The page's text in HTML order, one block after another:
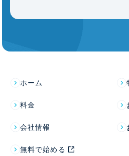
ホーム
料金
会社情報
無料で始める